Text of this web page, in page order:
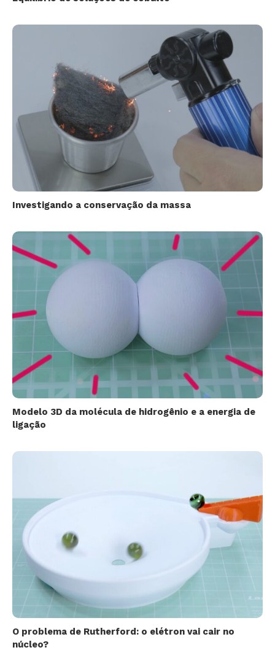
Investigando a conservação da massa
Modelo 3D da molécula de hidrogênio e a energia de
ligação
O problema de Rutherford: o elétron vai cair no
núcleo?